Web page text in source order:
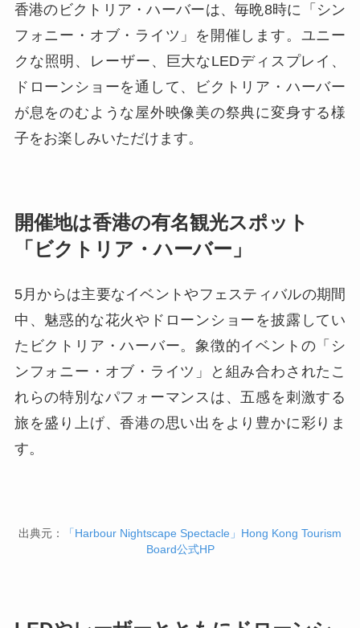
香港のビクトリア・ハーバーは、毎晩8時に「シン
フォニー・オブ・ライツ」を開催します。ユニー
クな照明、レーザー、巨大なLEDディスプレイ、
ドローンショーを通して、ビクトリア・ハーバー
が息をのむような屋外映像美の祭典に変身する様
子をお楽しみいただけます。
開催地は香港の有名観光スポット
「ビクトリア・ハーバー」
5月からは主要なイベントやフェスティバルの期間
中、魅惑的な花火やドローンショーを披露してい
たビクトリア・ハーバー。象徴的イベントの「シ
ンフォニー・オブ・ライツ」と組み合わされたこ
れらの特別なパフォーマンスは、五感を刺激する
旅を盛り上げ、香港の思い出をより豊かに彩りま
す。
出典元：
「Harbour Nightscape Spectacle」Hong Kong Tourism
Board公式HP